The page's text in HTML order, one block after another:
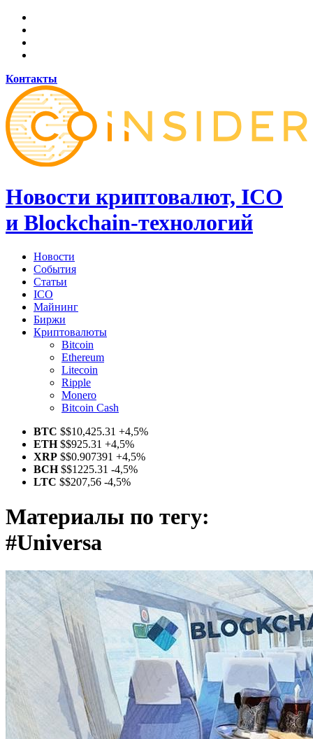
Контакты
Новости криптовалют, ICO
и Blockchain-технологий
Новости
События
Статьи
ICO
Майнинг
Биржи
Криптовалюты
Bitcoin
Ethereum
Litecoin
Ripple
Monero
Bitcoin Cash
BTC $$10,425.31 +4,5%
ETH$$925.31 +4,5%
XRP $$0.907391 +4,5%
BCH$$1225.31 -4,5%
LTC $$207,56 -4,5%
Материалы по тегу:
#Universa